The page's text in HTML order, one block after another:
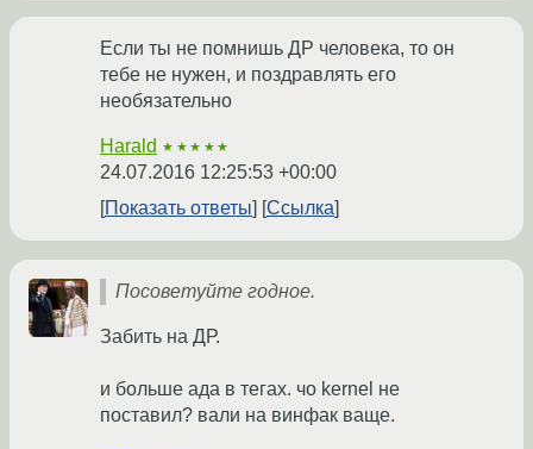
Если ты не помнишь ДР человека, то он
тебе не нужен, и поздравлять его
необязательно
Harald ★★★★★
24.07.2016 12:25:53 +00:00
Показать ответы
Ссылка
Посоветуйте годное.
Забить на ДР.
и больше ада в тегах. чо kernel не
поставил? вали на винфак ваще.